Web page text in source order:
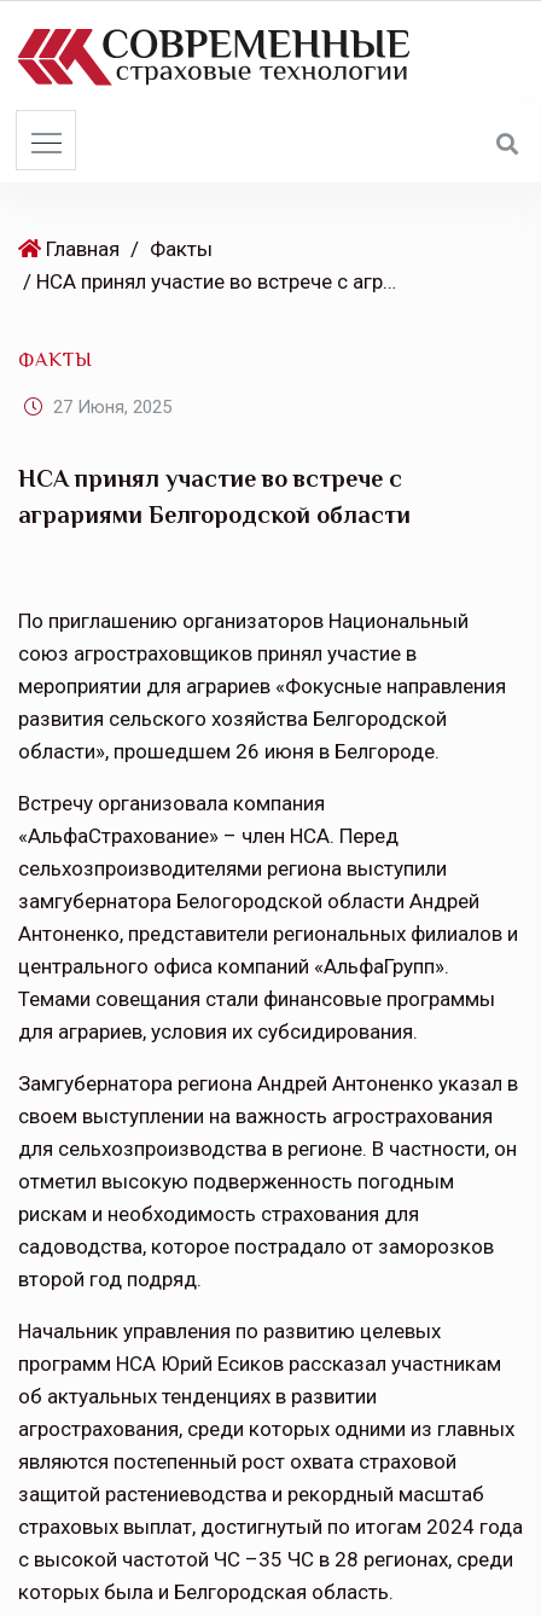
Главная / Факты
/ НСА принял участие во встрече с аграриями Белгородской области
ФАКТЫ
27 Июня, 2025
НСА принял участие во встрече с
аграриями Белгородской области
По приглашению организаторов Национальный
союз агростраховщиков принял участие в
мероприятии для аграриев «Фокусные направления
развития сельского хозяйства Белгородской
области», прошедшем 26 июня в Белгороде.
Встречу организовала компания
«АльфаСтрахование» – член НСА. Перед
сельхозпроизводителями региона выступили
замгубернатора Белогородской области Андрей
Антоненко, представители региональных филиалов и
центрального офиса компаний «АльфаГрупп».
Темами совещания стали финансовые программы
для аграриев, условия их субсидирования.
Замгубернатора региона Андрей Антоненко указал в
своем выступлении на важность агрострахования
для сельхозпроизводства в регионе. В частности, он
отметил высокую подверженность погодным
рискам и необходимость страхования для
садоводства, которое пострадало от заморозков
второй год подряд.
Начальник управления по развитию целевых
программ НСА Юрий Есиков рассказал участникам
об актуальных тенденциях в развитии
агрострахования, среди которых одними из главных
являются постепенный рост охвата страховой
защитой растениеводства и рекордный масштаб
страховых выплат, достигнутый по итогам 2024 года
с высокой частотой ЧС –35 ЧС в 28 регионах, среди
которых была и Белгородская область.